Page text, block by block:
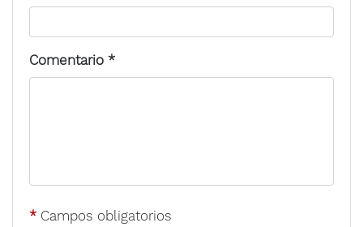
Comentario *
* Campos obligatorios